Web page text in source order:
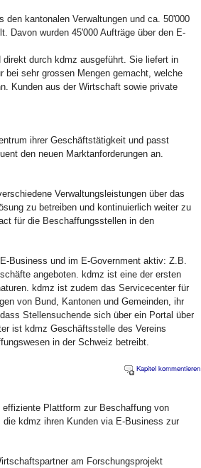
den kantonalen Verwaltungen und ca. 50'000
Davon wurden 45'000 Aufträge über den E-
direkt durch kdmz ausgeführt. Sie liefert in
bei sehr grossen Mengen gemacht, welche
Kunden aus der Wirtschaft sowie private
ihrer Geschäftstätigkeit und passt
den neuen Marktanforderungen an.
Verwaltungsleistungen über das
zu betreiben und kontinuierlich weiter zu
für die Beschaffungsstellen in den
Business und im E-Government aktiv: Z.B.
angeboten. kdmz ist eine der ersten
kdmz ist zudem das Servicecenter für
von Bund, Kantonen und Gemeinden, ihr
Stellensuchende sich über ein Portal über
ist kdmz Geschäftsstelle des Vereins
in der Schweiz betreibt.
Kapitel kommentieren
Plattform zur Beschaffung von
kdmz ihren Kunden via E-Business zur
am Forschungsprojekt